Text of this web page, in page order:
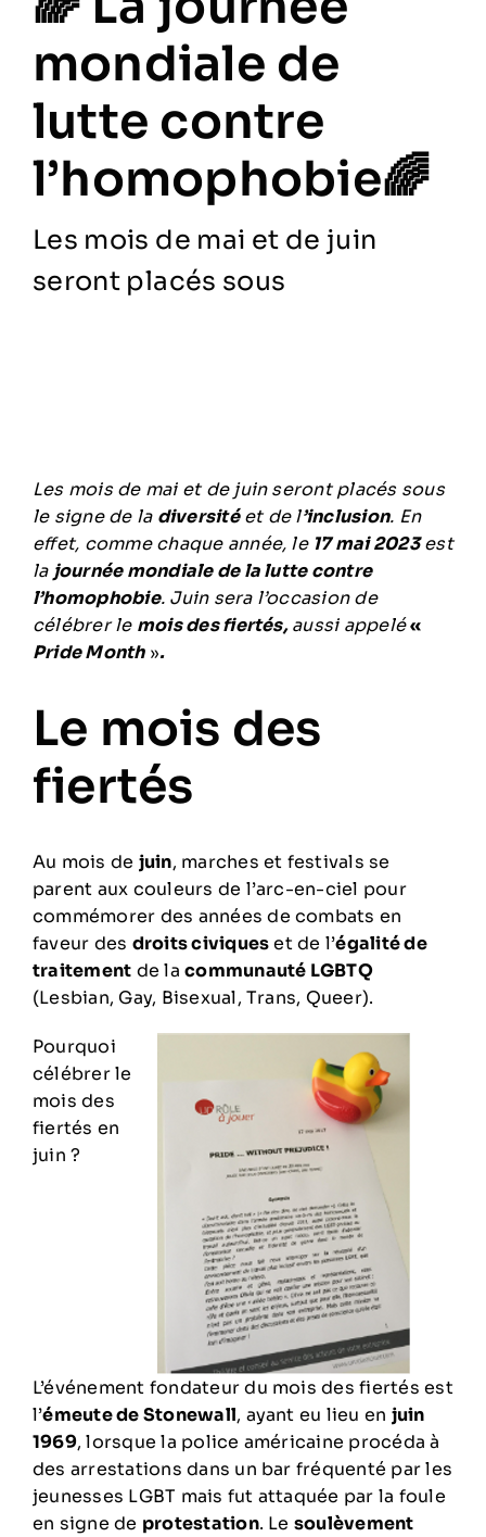
mondiale de
lutte contre
l’homophobie🌈
Les mois de mai et de juin
seront placés sous
Les mois de mai et de juin seront placés sous
le signe de la diversitéet de l’inclusion. En
effet, comme chaque année, le 17 mai 2023est
la journée mondiale de la lutte contre
l’homophobie. Juin sera l’occasion de
célébrer le mois des fiertés,aussi appelé«
Pride Month».
Le mois des
fiertés
Au mois de juin, marches et festivals se
parent aux couleurs de l’arc-en-ciel pour
commémorer des années de combats en
faveur des droits civiqueset de l’égalité de
traitement de lacommunauté LGBTQ
(Lesbian, Gay, Bisexual, Trans, Queer).
Pourquoi
célébrer le
mois des
fiertés en
juin ?
L’événement fondateur du mois des fiertés est
l’émeute de Stonewall, ayant eu lieu en juin
1969, lorsque la police américaine procéda à
des arrestations dans un bar fréquenté par les
jeunesses LGBT mais fut attaquée par la foule
en signe de protestation. Le soulèvement